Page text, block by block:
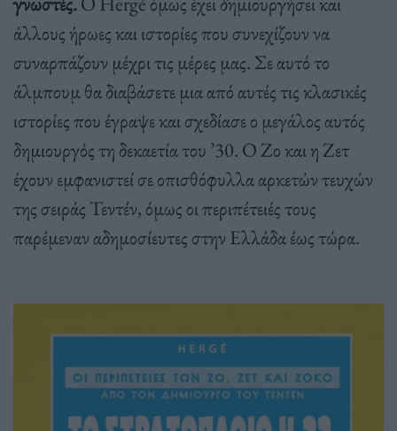
άλλους ήρωες και ιστορίες που συνεχίζουν να
συναρπάζουν μέχρι τις μέρες μας. Σε αυτό το
άλμπουμ θα διαβάσετε μια από αυτές τις κλασικές
ιστορίες που έγραψε και σχεδίασε ο μεγάλος αυτός
δημιουργός τη δεκαετία του ’30. Ο Ζο και η Ζετ
έχουν εμφανιστεί σε οπισθόφυλλα αρκετών τευχών
της σειράς Τεντέν, όμως οι περιπέτειές τους
παρέμεναν αδημοσίευτες στην Ελλάδα έως τώρα.